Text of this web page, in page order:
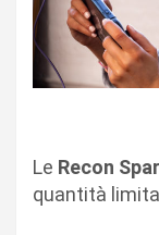
Le Recon
quantità